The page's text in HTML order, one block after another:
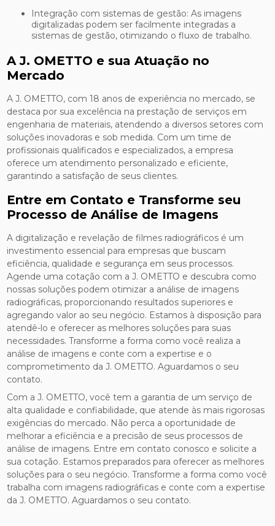
Integração com sistemas de gestão: As imagens
digitalizadas podem ser facilmente integradas a
sistemas de gestão, otimizando o fluxo de trabalho.
A J. OMETTO e sua Atuação no
Mercado
A J. OMETTO, com 18 anos de experiência no mercado, se
destaca por sua excelência na prestação de serviços em
engenharia de materiais, atendendo a diversos setores com
soluções inovadoras e sob medida. Com um time de
profissionais qualificados e especializados, a empresa
oferece um atendimento personalizado e eficiente,
garantindo a satisfação de seus clientes.
Entre em Contato e Transforme seu
Processo de Análise de Imagens
A digitalização e revelação de filmes radiográficos é um
investimento essencial para empresas que buscam
eficiência, qualidade e segurança em seus processos.
Agende uma cotação com a J. OMETTO e descubra como
nossas soluções podem otimizar a análise de imagens
radiográficas, proporcionando resultados superiores e
agregando valor ao seu negócio. Estamos à disposição para
atendê-lo e oferecer as melhores soluções para suas
necessidades. Transforme a forma como você realiza a
análise de imagens e conte com a expertise e o
comprometimento da J. OMETTO. Aguardamos o seu
contato.
Com a J. OMETTO, você tem a garantia de um serviço de
alta qualidade e confiabilidade, que atende às mais rigorosas
exigências do mercado. Não perca a oportunidade de
melhorar a eficiência e a precisão de seus processos de
análise de imagens. Entre em contato conosco e solicite a
sua cotação. Estamos preparados para oferecer as melhores
soluções para o seu negócio. Transforme a forma como você
trabalha com imagens radiográficas e conte com a expertise
da J. OMETTO. Aguardamos o seu contato.